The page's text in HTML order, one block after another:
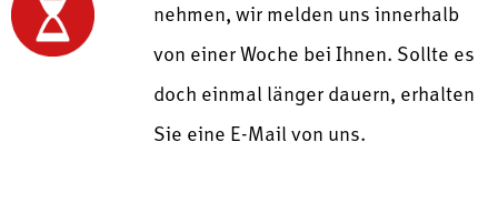
nehmen, wir melden uns innerhalb
von einer Woche bei Ihnen. Sollte es
doch einmal länger dauern, erhalten
Sie eine E-Mail von uns.